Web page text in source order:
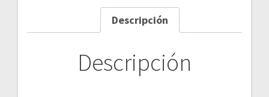
Descripción
Descripción